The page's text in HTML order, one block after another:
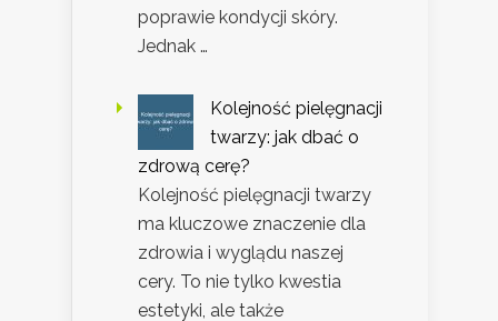
poprawie kondycji skóry.
Jednak …
Kolejność pielęgnacji
twarzy: jak dbać o
zdrową cerę?
Kolejność pielęgnacji twarzy
ma kluczowe znaczenie dla
zdrowia i wyglądu naszej
cery. To nie tylko kwestia
estetyki, ale także